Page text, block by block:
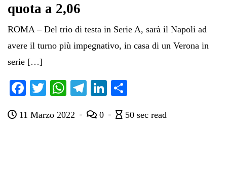
quota a 2,06
ROMA – Del trio di testa in Serie A, sarà il Napoli ad
avere il turno più impegnativo, in casa di un Verona in
serie […]
Fa
bo
T
tte
W
ts
Te
gr
Li
ed di
11 Marzo 2022 0 50 sec read